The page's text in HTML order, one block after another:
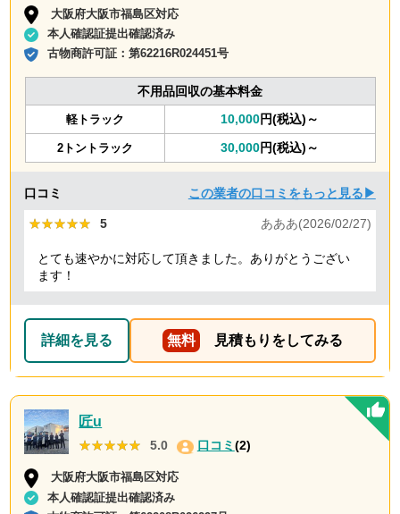
大阪府大阪市福島区対応
本人確認証提出確認済み
古物商許可証：第62216R024451号
不用品回収の基本料金
軽トラック 10,000円(税込)～
2トントラック 30,000円(税込)～
口コミ この業者の口コミをもっと見る▶
★★★★★
★★★★★ 5 あああ(2026/02/27)
とても速やかに対応して頂きました。ありがとうござい
ます！
詳細を見る 無料 見積もりをしてみる
匠u
★★★★★
★★★★★ 5.0 口コミ(2)
大阪府大阪市福島区対応
本人確認証提出確認済み